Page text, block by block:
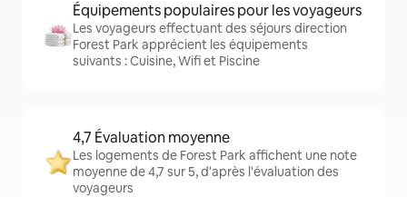
Équipements populaires pour les voyageurs
Les voyageurs effectuant des séjours direction
Forest Park apprécient les équipements
suivants : Cuisine, Wifi et Piscine
4,7 Évaluation moyenne
Les logements de Forest Park affichent une note
moyenne de 4,7 sur 5, d'après l'évaluation des
voyageurs